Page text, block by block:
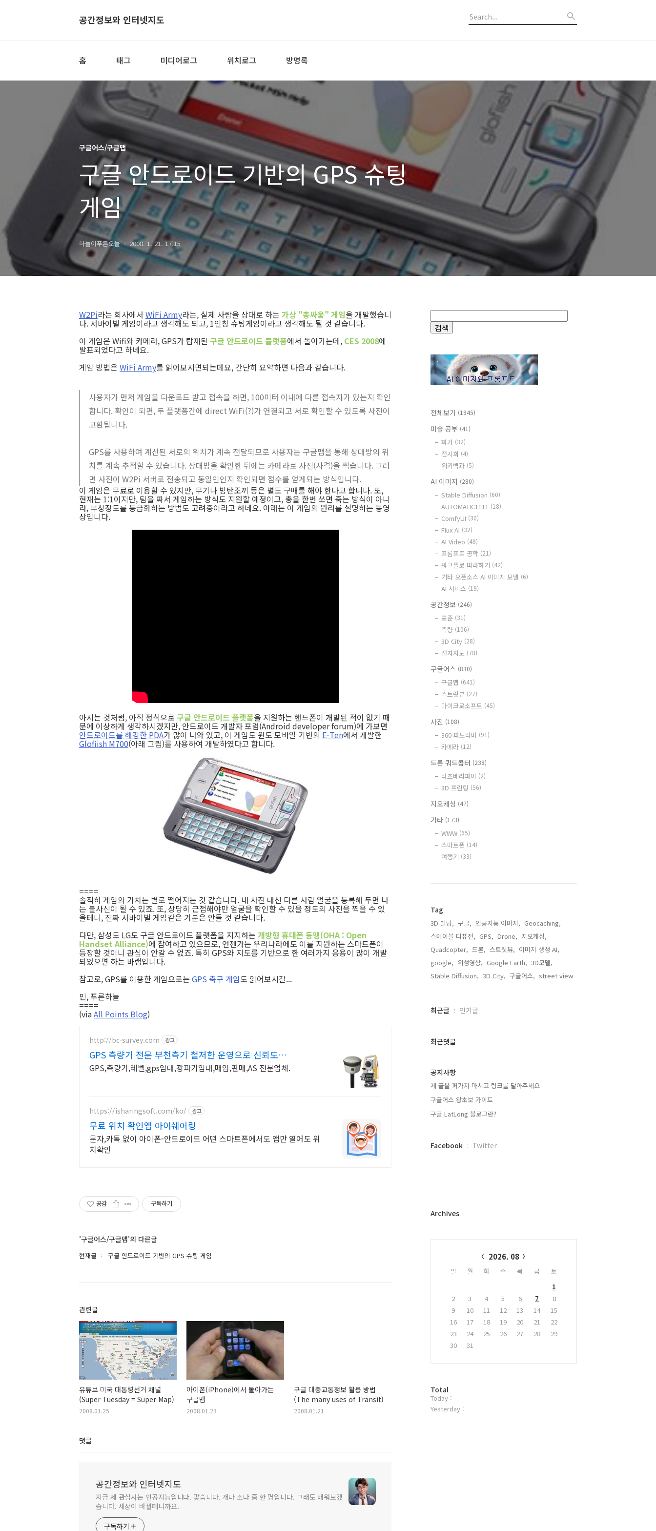
공간정보와 인터넷지도
홈 태그 미디어로그 위치로그 방명록
구글어스/구글맵
구글 안드로이드 기반의 GPS 슈팅
게임
하늘이푸른오늘 2008. 1. 21. 17:15
W2Pi라는 회사에서 WiFi Army라는, 실제 사람을 상대로 하는 가상 "총싸움" 게임을 개발했습니
다. 서바이벌 게임이라고 생각해도 되고, 1인칭 슈팅게임이라고 생각해도 될 것 같습니다.
이 게임은 Wifi와 카메라, GPS가 탑재된 구글 안드로이드 플랫품에서 돌아가는데, CES 2008에
발표되었다고 하네요.
게임 방법은 WiFi Army를 읽어보시면되는데요, 간단히 요약하면 다음과 같습니다.
사용자가 먼저 게임을 다운로드 받고 접속을 하면, 100미터 이내에 다른 접속자가 있는지 확인
합니다. 확인이 되면, 두 플랫폼간에 direct WiFi(?)가 연결되고 서로 확인할 수 있도록 사진이
교환됩니다.
GPS를 사용하여 계산된 서로의 위치가 계속 전달되므로 사용자는 구글맵을 통해 상대방의 위
치를 계속 추적할 수 있습니다. 상대방을 확인한 뒤에는 카메라로 사진(사격)을 찍습니다. 그러
면 사진이 W2Pi 서버로 전송되고 동일인인지 확인되면 점수를 얻게되는 방식입니다.
이 게임은 무료로 이용할 수 있지만, 무기나 방탄조끼 등은 별도 구매를 해야 한다고 합니다. 또,
현재는 1:1이지만, 팀을 짜서 게임하는 방식도 지원할 예정이고, 총을 한번 쏘면 죽는 방식이 아니
라, 부상정도를 등급화하는 방법도 고려중이라고 하네요. 아래는 이 게임의 원리를 설명하는 동영
상입니다.
아시는 것처럼, 아직 정식으로 구글 안드로이드 플랫폼을 지원하는 핸드폰이 개발된 적이 없기 때
문에 이상하게 생각하시겠지만, 안드로이드 개발자 포럼(Android developer forum)에 가보면
안드로이드를 해킹한 PDA가 많이 나와 있고, 이 게임도 윈도 모바일 기반의 E-Ten에서 개발한
Glofiish M700(아래 그림)를 사용하여 개발하였다고 합니다.
====
솔직히 게임의 가치는 별로 떨어지는 것 같습니다. 내 사진 대신 다른 사람 얼굴을 등록해 두면 나
는 불사신이 될 수 있죠. 또, 상당히 근접해야만 얼굴을 확인할 수 있을 정도의 사진을 찍을 수 있
을테니, 진짜 서바이벌 게임같은 기분은 안들 것 같습니다.
다만, 삼성도 LG도 구글 안드로이드 플랫폼을 지지하는 개방형 휴대폰 동맹(OHA : Open
Handset Alliance)에 참여하고 있으므로, 언젠가는 우리나라에도 이를 지원하는 스마트폰이
등장할 것이니 관심이 안갈 수 없죠. 특히 GPS와 지도를 기반으로 한 여러가지 응용이 많이 개발
되었으면 하는 바램입니다.
참고로, GPS를 이용한 게임으로는 GPS 축구 게임도 읽어보시길...
민, 푸른하늘
====
(viaAll Points Blog)
http://bc-survey.com 광고
GPS 측량기 전문 부천측기 철저한 운영으로 신뢰도
UP
GPS,측량기,레벨,gps임대,광파기임대,매입,판매,AS 전문업체.
https://isharingsoft.com/ko/ 광고
무료 위치 확인앱 아이쉐어링
문자,카톡 없이 아이폰-안드로이드 어떤 스마트폰에서도 앱만 열어도 위
치확인
공감 구독하기
'구글어스/구글맵'의 다른글
현재글 구글 안드로이드 기반의 GPS 슈팅 게임
관련글
유튜브 미국 대통령선거 채널
(Super Tuesday = Super Map)
2008.01.25
아이폰(iPhone)에서 돌아가는
구글맵
2008.01.23
구글 대중교통정보 활용 방법
(The many uses of Transit)
2008.01.21
댓글
공간정보와 인터넷지도
지금 제 관심사는 인공지능입니다. 맞습니다. 개나 소나 중 한 명입니다. 그래도 배워보겠
습니다. 세상이 바뀔테니까요.
구독하기
전체보기 (1945)
미술 공부 (41)
화가 (32)
전시회 (4)
위키백과 (5)
AI 이미지 (280)
Stable Diffusion (60)
AUTOMATIC1111 (18)
ComfyUI (30)
Flux AI (32)
AI Video (49)
프롬프트 공학 (21)
워크플로 따라하기 (42)
기타 오픈소스 AI 이미지 모델 (6)
AI 서비스 (19)
공간정보 (246)
표준 (31)
측량 (106)
3D City (28)
전자지도 (78)
구글어스 (830)
구글맵 (641)
스트릿뷰 (27)
마이크로소프트 (45)
사진 (108)
360 파노라마 (91)
카메라 (12)
드론 쿼드콥터 (238)
라즈베리파이 (2)
3D 프린팅 (56)
지오캐싱 (47)
기타 (173)
WWW (65)
스마트폰 (14)
여행기 (33)
Tag
3D 빌딩, 구글, 인공지능 이미지, Geocaching,
스테이블 디퓨전, GPS, Drone, 지오캐싱,
Quadcopter, 드론, 스트릿뷰, 이미지 생성 AI,
google, 위성영상, Google Earth, 3D모델,
Stable Diffusion, 3D City, 구글어스, street view,
최
과
글
최근글 인기글
최근댓글
공지사항
제 글을 퍼가지 마시고 링크를 달아주세요
구글어스 왕초보 가이드
구글 LatLong 블로그란?
페
플
Facebook Twitter
Archives
2026. 08
일 월 화 수 목 금
토
1
2
3 4 5 6 7
8
9
10 11 12 13 14
15
16
17 18 19 20 21
22
23
24 25 26 27 28
29
30
31
방
문
자
Total
Today :
Yesterday :